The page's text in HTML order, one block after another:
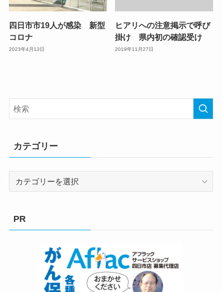
四日市市19人が感染 新型
コロナ
2023年4月13日
ヒアリへの注意掲示で呼び
掛け 県内初の確認受け
2019年11月27日
カテゴリー
PR